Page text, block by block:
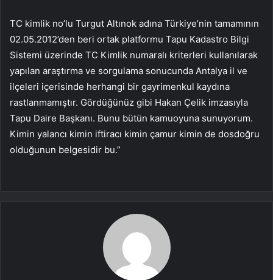
TC kimlik no’lu Turgut Altınok adına Türkiye’nin tamamının
02.05.2012’den beri ortak platformu Tapu Kadastro Bilgi
Sistemi üzerinde TC Kimlik numaralı kriterleri kullanılarak
yapılan araştırma ve sorgulama sonucunda Antalya il ve
ilçeleri içerisinde herhangi bir gayrimenkul kaydına
rastlanmamıştır. Gördüğünüz gibi Hakan Çelik imzasıyla
Tapu Daire Başkanı. Bunu bütün kamuoyuna sunuyorum.
Kimin yalancı kimin iftiracı kimin çamur kimin de dosdoğru
olduğunun belgesidir bu.”